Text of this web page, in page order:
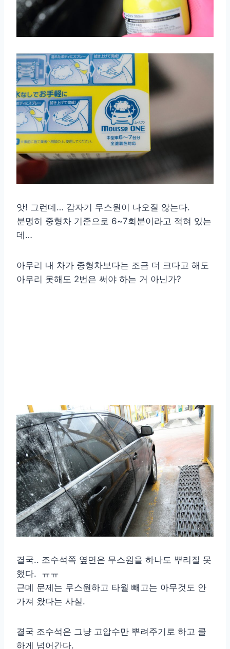
앗! 그런데… 갑자기 무스원이 나오질 않는다.
분명히 중형차 기준으로 6~7회분이라고 적혀 있는
데…
아무리 내 차가 중형차보다는 조금 더 크다고 해도
아무리 못해도 2번은 써야 하는 거 아닌가?
결국.. 조수석쪽 옆면은 무스원을 하나도 뿌리질 못
했다. ㅠㅠ
근데 문제는 무스원하고 타월 빼고는 아무것도 안
가져 왔다는 사실.
결국 조수석은 그냥 고압수만 뿌려주기로 하고 쿨
하게 넘어간다.